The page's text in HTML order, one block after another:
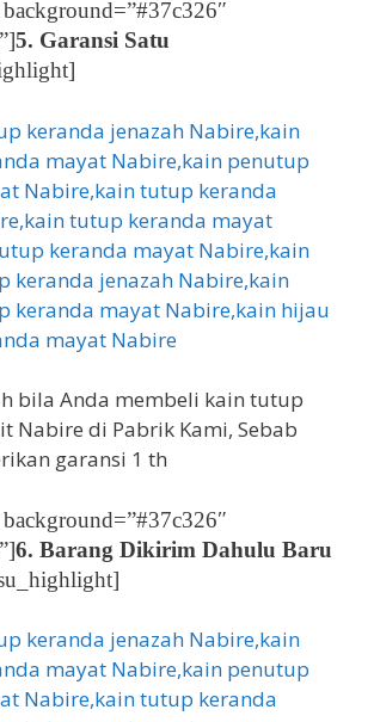
5. Garansi Satu
bila Anda membeli kain tutup
Nabire di Pabrik Kami, Sebab
garansi 1 th
6. Barang Dikirim Dahulu Baru